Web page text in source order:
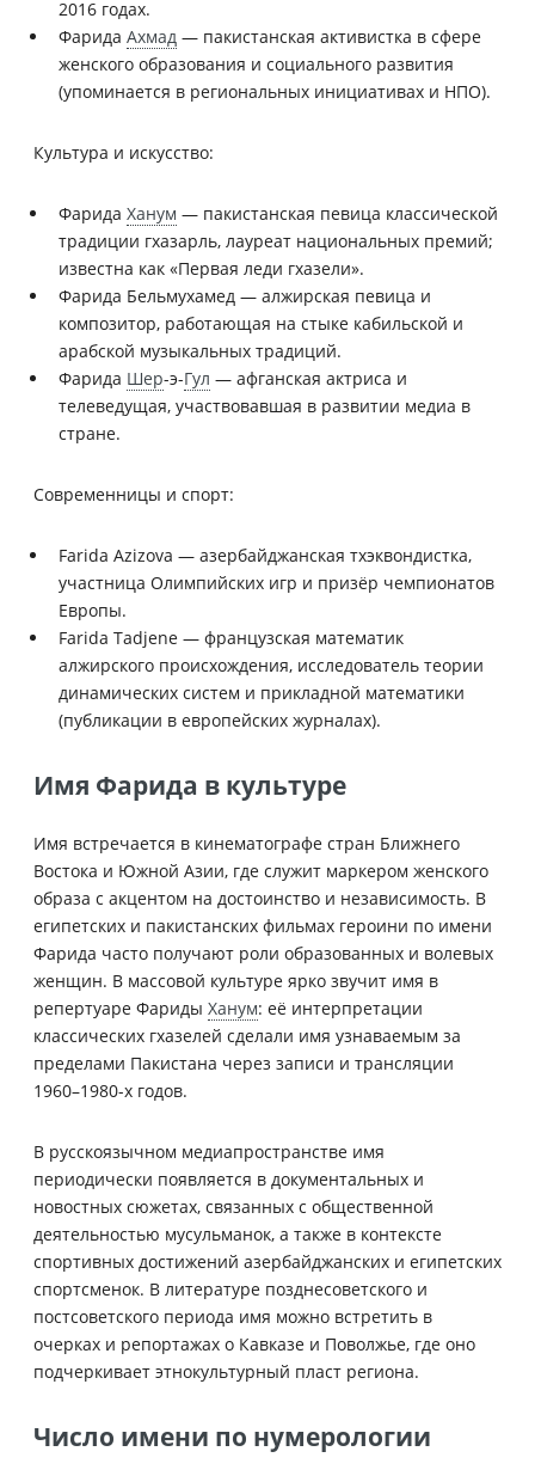
2016 годах.
Фарида Ахмад — пакистанская активистка в сфере
женского образования и социального развития
(упоминается в региональных инициативах и НПО).
Культура и искусство:
Фарида Ханум — пакистанская певица классической
традиции гхазарль, лауреат национальных премий;
известна как «Первая леди гхазели».
Фарида Бельмухамед — алжирская певица и
композитор, работающая на стыке кабильской и
арабской музыкальных традиций.
Фарида Шер-э-Гул — афганская актриса и
телеведущая, участвовавшая в развитии медиа в
стране.
Современницы и спорт:
Farida Azizova — азербайджанская тхэквондистка,
участница Олимпийских игр и призёр чемпионатов
Европы.
Farida Tadjene — французская математик
алжирского происхождения, исследователь теории
динамических систем и прикладной математики
(публикации в европейских журналах).
Имя Фарида в культуре
Имя встречается в кинематографе стран Ближнего
Востока и Южной Азии, где служит маркером женского
образа с акцентом на достоинство и независимость. В
египетских и пакистанских фильмах героини по имени
Фарида часто получают роли образованных и волевых
женщин. В массовой культуре ярко звучит имя в
репертуаре Фариды Ханум: её интерпретации
классических гхазелей сделали имя узнаваемым за
пределами Пакистана через записи и трансляции
1960–1980-х годов.
В русскоязычном медиапространстве имя
периодически появляется в документальных и
новостных сюжетах, связанных с общественной
деятельностью мусульманок, а также в контексте
спортивных достижений азербайджанских и египетских
спортсменок. В литературе позднесоветского и
постсоветского периода имя можно встретить в
очерках и репортажах о Кавказе и Поволжье, где оно
подчеркивает этнокультурный пласт региона.
Число имени по нумерологии